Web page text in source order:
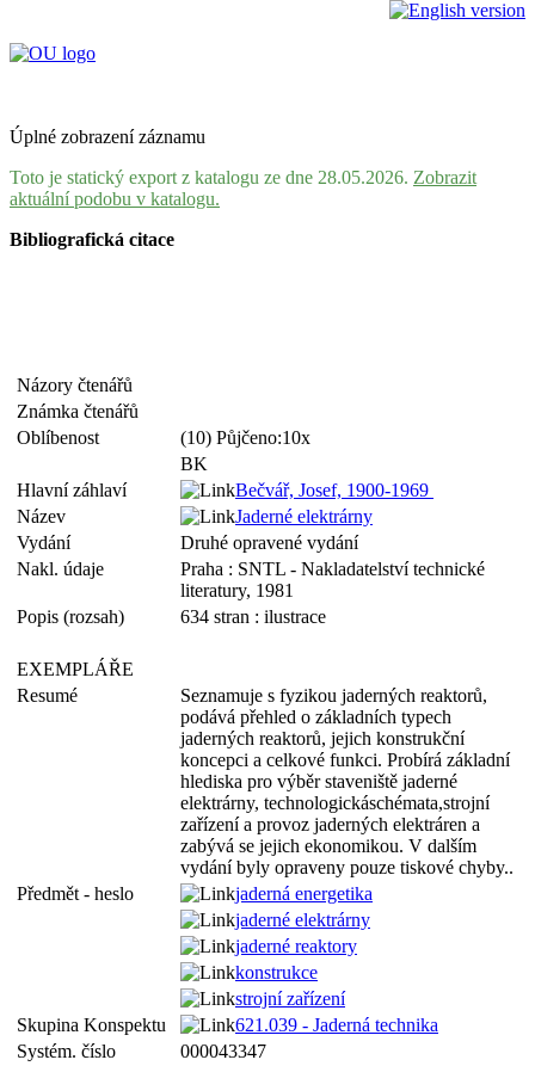
Úplné zobrazení záznamu
Toto je statický export z katalogu ze dne 28.05.2026. Zobrazit
aktuální podobu v katalogu.
Bibliografická citace
Názory čtenářů
Známka čtenářů
Oblíbenost
(10) Půjčeno:10x
BK
Hlavní záhlaví
Bečvář, Josef, 1900-1969
Název
Jaderné elektrárny
Vydání
Druhé opravené vydání
Nakl. údaje
Praha : SNTL - Nakladatelství technické
literatury, 1981
Popis (rozsah)
634 stran : ilustrace
EXEMPLÁŘE
Resumé
Seznamuje s fyzikou jaderných reaktorů,
podává přehled o základních typech
jaderných reaktorů, jejich konstrukční
koncepci a celkové funkci. Probírá základní
hlediska pro výběr staveniště jaderné
elektrárny, technologickáschémata,strojní
zařízení a provoz jaderných elektráren a
zabývá se jejich ekonomikou. V dalším
vydání byly opraveny pouze tiskové chyby..
Předmět - heslo
jaderná energetika
jaderné elektrárny
jaderné reaktory
konstrukce
strojní zařízení
Skupina Konspektu
621.039 - Jaderná technika
Systém. číslo
000043347